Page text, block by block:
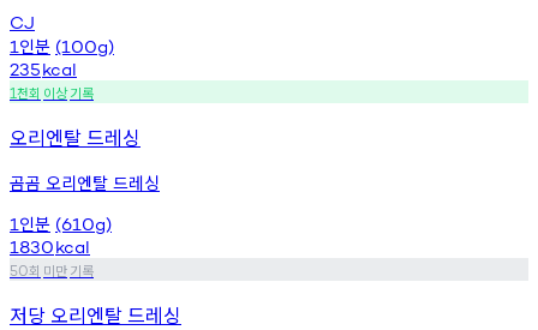
CJ
1 인분 (100g)
235kcal
1천회 이상기록
오리엔탈 드레싱
곰곰 오리엔탈 드레싱
1 인분 (610g)
1830kcal
50회 미만기록
저당 오리엔탈 드레싱